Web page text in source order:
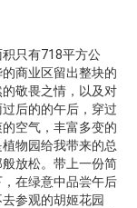
只有718平方公
商业区留出整块的
敬畏之情，以及对
后的的午后，穿过
空气，丰富多变的
物园给我带来的总
放松。带上一份简
在绿意中品尝午后
参观的胡姬花园